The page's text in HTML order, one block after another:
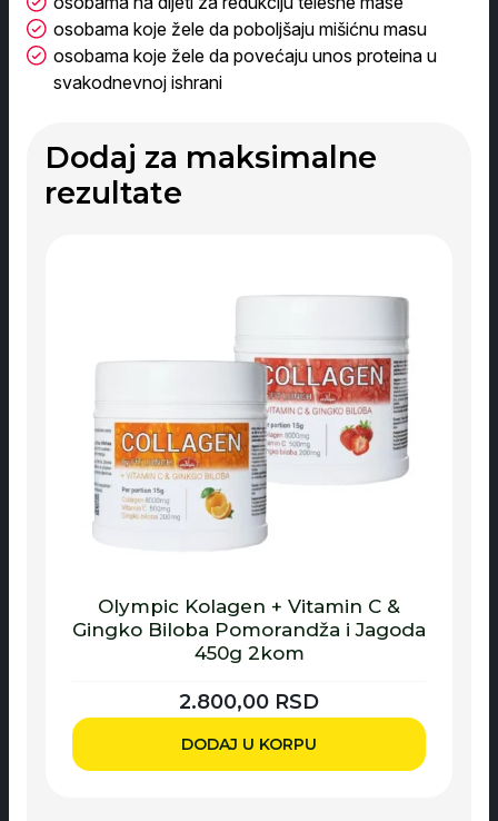
osobama koje žele da poboljšaju mišićnu masu
osobama koje žele da povećaju unos proteina u
svakodnevnoj ishrani
Dodaj za maksimalne
rezultate
Olympic Kolagen + Vitamin C &
Gingko Biloba Pomorandža i Jagoda
450g 2kom
2.800,00 RSD
DODAJ U KORPU